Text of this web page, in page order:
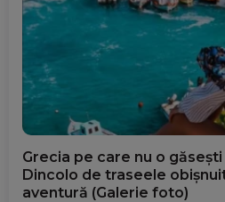
Grecia pe care nu o
Dincolo de traseele
aventură (Galerie foto)